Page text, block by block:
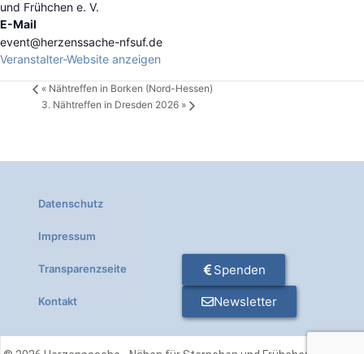
und Frühchen e. V.
E-Mail
event@herzenssache-nfsuf.de
Veranstalter-Website anzeigen
« Nähtreffen in Borken (Nord-Hessen)
3. Nähtreffen in Dresden 2026 »
Datenschutz
Impressum
Transparenzseite
Kontakt Newsletter
Spenden